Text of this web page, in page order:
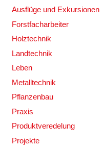
Ausflüge und Exkursionen
Forstfacharbeiter
Holztechnik
Landtechnik
Leben
Metalltechnik
Pflanzenbau
Praxis
Produktveredelung
Projekte